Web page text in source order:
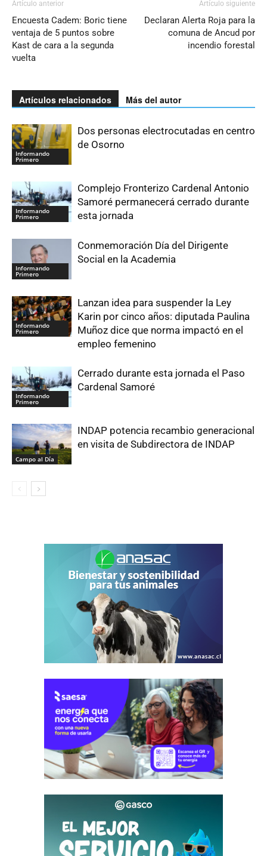
Artículo anterior
Encuesta Cadem: Boric tiene
ventaja de 5 puntos sobre
Kast de cara a la segunda
vuelta
Artículo siguiente
Declaran Alerta Roja para la
comuna de Ancud por
incendio forestal
Artículos relacionados Más del autor
Informando
Primero
Dos personas electrocutadas en centro
de Osorno
Informando
Primero
Complejo Fronterizo Cardenal Antonio
Samoré permanecerá cerrado durante
esta jornada
Informando
Primero
Conmemoración Día del Dirigente
Social en la Academia
Informando
Primero
Lanzan idea para suspender la Ley
Karin por cinco años: diputada Paulina
Muñoz dice que norma impactó en el
empleo femenino
Informando
Primero
Cerrado durante esta jornada el Paso
Cardenal Samoré
Campo al Día
INDAP potencia recambio generacional
en visita de Subdirectora de INDAP